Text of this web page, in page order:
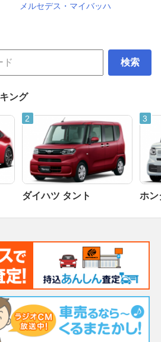
メルセデス・マイバッハ
検索
ング
ダイハツ タント ホン